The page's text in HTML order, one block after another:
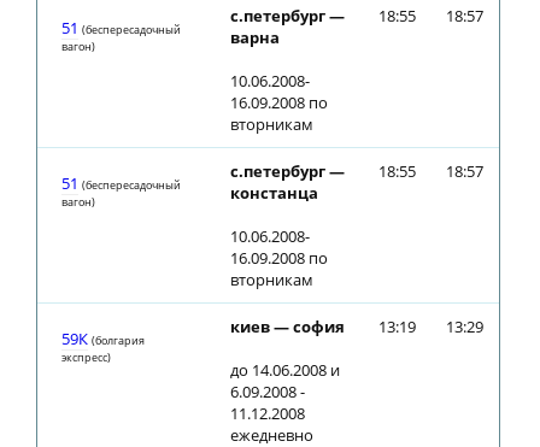
51 (беспересадочный
вагон)
с.петербург —
варна
10.06.2008-
16.09.2008 по
вторникам
18:55 18:57
51 (беспересадочный
вагон)
с.петербург —
констанца
10.06.2008-
16.09.2008 по
вторникам
18:55 18:57
59К (болгария
экспресс)
киев — софия
до 14.06.2008 и
6.09.2008 -
11.12.2008
ежедневно
13:19 13:29